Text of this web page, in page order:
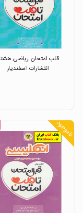
قلب امتحان ریاضی
انتشارات اسفندیار
ناموجود